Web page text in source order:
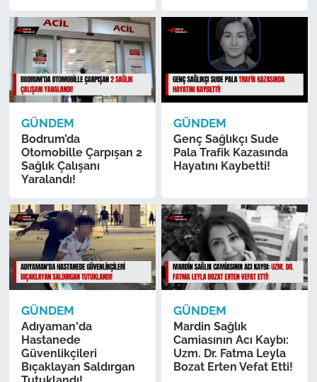
GÜNDEM
Bodrum’da
Otomobille Çarpışan 2
Sağlık Çalışanı
Yaralandı!
GÜNDEM
Genç Sağlıkçı Sude
Pala Trafik Kazasında
Hayatını Kaybetti!
GÜNDEM
Adıyaman'da
Hastanede
Güvenlikçileri
Bıçaklayan Saldırgan
GÜNDEM
Mardin Sağlık
Camiasının Acı Kaybı:
Uzm. Dr. Fatma Leyla
Bozat Erten Vefat Etti!